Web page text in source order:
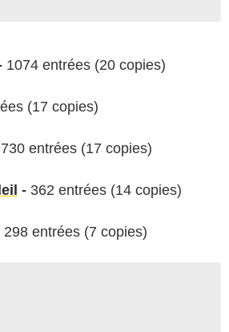
1074 entrées (20 copies)
(17 copies)
730 entrées (17 copies)
- 362 entrées (14 copies)
298 entrées (7 copies)